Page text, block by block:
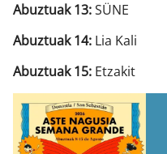
Abuztuak 13:SÜNE
Abuztuak 14: Lia Kali
Abuztuak 15: Etzakit